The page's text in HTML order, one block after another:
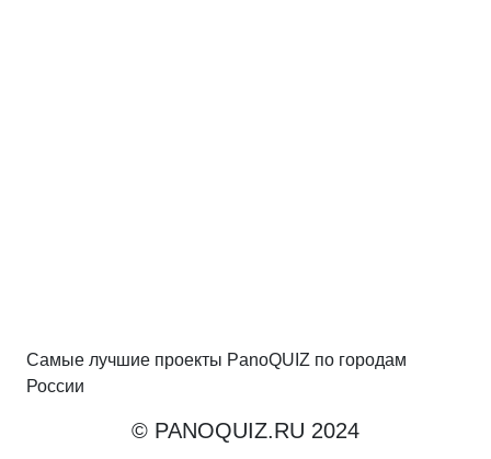
Самые лучшие проекты PanoQUIZ по городам
России
© PANOQUIZ.RU 2024